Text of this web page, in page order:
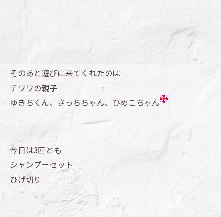
そのあと遊びに来てくれたのは
チワワの親子
ゆきちくん、さっちちゃん、ひめこちゃん
今日は3匹とも
シャンプーセット
ひげ切り